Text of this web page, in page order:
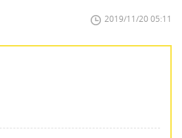
2019/11/20 05:11